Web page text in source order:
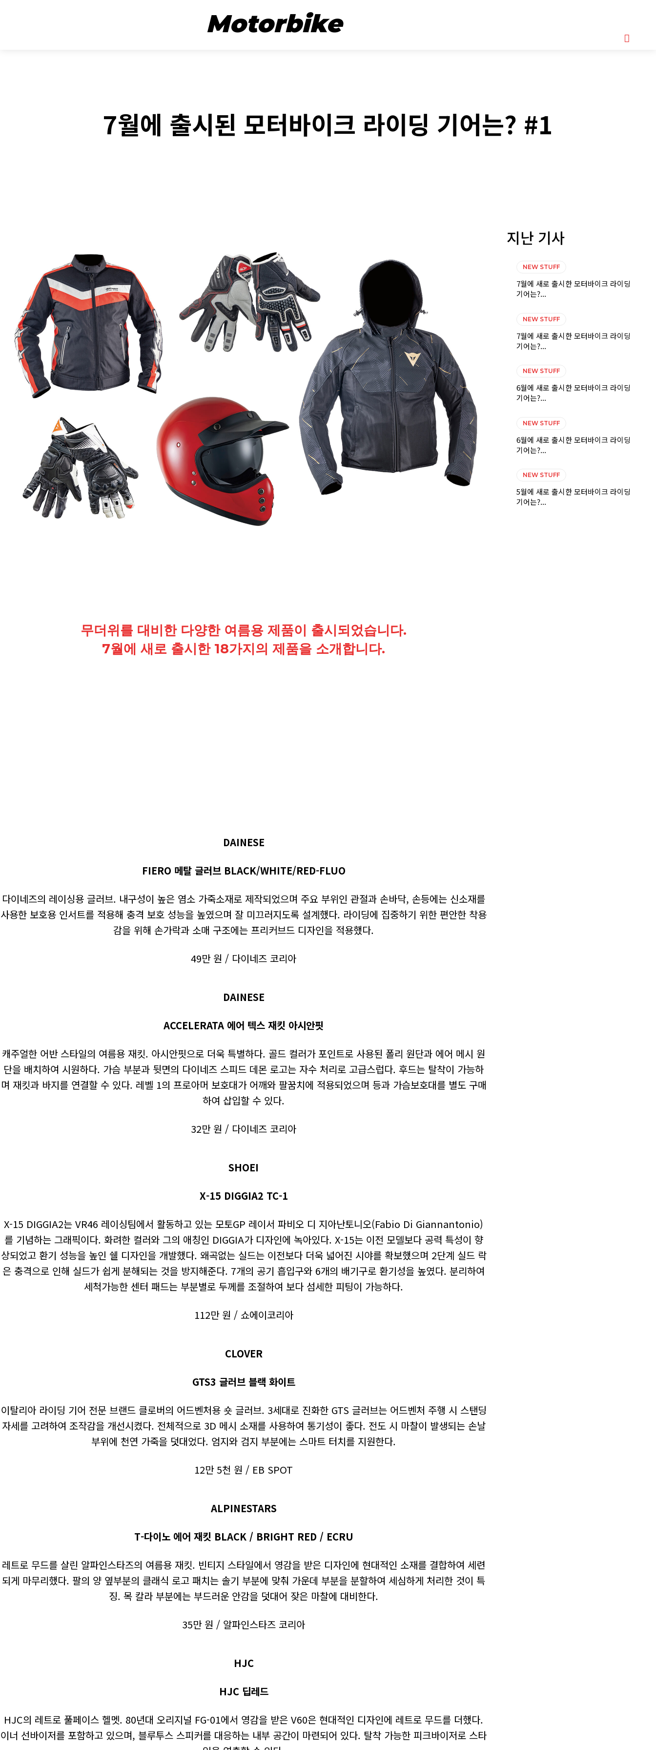
Motorbike
7월에 출시된 모터바이크 라이딩 기어는? #1
무더위를 대비한 다양한 여름용 제품이 출시되었습니다.
7월에 새로 출시한 18가지의 제품을 소개합니다.
DAINESE
FIERO 메탈 글러브 BLACK/WHITE/RED-FLUO
다이네즈의 레이싱용 글러브. 내구성이 높은 염소 가죽소재로 제작되었으며 주요 부위인 관절과 손바닥, 손등에는 신소재를
사용한 보호용 인서트를 적용해 충격 보호 성능을 높였으며 잘 미끄러지도록 설계했다. 라이딩에 집중하기 위한 편안한 착용
감을 위해 손가락과 소매 구조에는 프리커브드 디자인을 적용했다.
49만 원 / 다이네즈 코리아
DAINESE
ACCELERATA 에어 텍스 재킷 아시안핏
캐주얼한 어반 스타일의 여름용 재킷. 아시안핏으로 더욱 특별하다. 골드 컬러가 포인트로 사용된 폴리 원단과 에어 메시 원
단을 배치하여 시원하다. 가슴 부분과 뒷면의 다이네즈 스피드 데몬 로고는 자수 처리로 고급스럽다. 후드는 탈착이 가능하
며 재킷과 바지를 연결할 수 있다. 레벨 1의 프로아머 보호대가 어깨와 팔꿈치에 적용되었으며 등과 가슴보호대를 별도 구매
하여 삽입할 수 있다.
32만 원 / 다이네즈 코리아
SHOEI
X-15 DIGGIA2 TC-1
X-15 DIGGIA2는 VR46 레이싱팀에서 활동하고 있는 모토GP 레이서 파비오 디 지아난토니오(Fabio Di Giannantonio)
를 기념하는 그래픽이다. 화려한 컬러와 그의 애칭인 DIGGIA가 디자인에 녹아있다. X-15는 이전 모델보다 공력 특성이 향
상되었고 환기 성능을 높인 쉘 디자인을 개발했다. 왜곡없는 실드는 이전보다 더욱 넓어진 시야를 확보했으며 2단계 실드 락
은 충격으로 인해 실드가 쉽게 분해되는 것을 방지해준다. 7개의 공기 흡입구와 6개의 배기구로 환기성을 높였다. 분리하여
세척가능한 센터 패드는 부분별로 두께를 조절하여 보다 섬세한 피팅이 가능하다.
112만 원 / 쇼에이코리아
CLOVER
GTS3 글러브 블랙 화이트
이탈리아 라이딩 기어 전문 브랜드 클로버의 어드벤처용 숏 글러브. 3세대로 진화한 GTS 글러브는 어드벤처 주행 시 스탠딩
자세를 고려하여 조작감을 개선시켰다. 전체적으로 3D 메시 소재를 사용하여 통기성이 좋다. 전도 시 마찰이 발생되는 손날
부위에 천연 가죽을 덧대었다. 엄지와 검지 부분에는 스마트 터치를 지원한다.
12만 5천 원 / EB SPOT
ALPINESTARS
T-다이노 에어 재킷 BLACK / BRIGHT RED / ECRU
레트로 무드를 살린 알파인스타즈의 여름용 재킷. 빈티지 스타일에서 영감을 받은 디자인에 현대적인 소재를 결합하여 세련
되게 마무리했다. 팔의 양 옆부분의 클래식 로고 패치는 솔기 부분에 맞춰 가운데 부분을 분할하여 세심하게 처리한 것이 특
징. 목 칼라 부분에는 부드러운 안감을 덧대어 잦은 마찰에 대비한다.
35만 원 / 알파인스타즈 코리아
HJC
HJC 딥레드
HJC의 레트로 풀페이스 헬멧. 80년대 오리지널 FG-01에서 영감을 받은 V60은 현대적인 디자인에 레트로 무드를 더했다.
이너 선바이저를 포함하고 있으며, 블루투스 스피커를 대응하는 내부 공간이 마련되어 있다. 탈착 가능한 피크바이저로 스타
지난 기사
NEW STUFF
7월에 새로 출시한 모터바이크 라이딩
기어는?...
NEW STUFF
7월에 새로 출시한 모터바이크 라이딩
기어는?...
NEW STUFF
6월에 새로 출시한 모터바이크 라이딩
기어는?...
NEW STUFF
6월에 새로 출시한 모터바이크 라이딩
기어는?...
NEW STUFF
5월에 새로 출시한 모터바이크 라이딩
기어는?...